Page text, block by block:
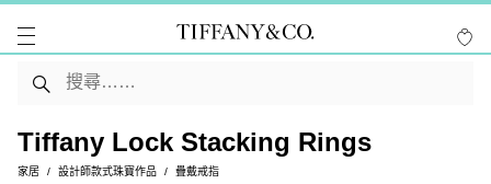
Tiffany Lock Stacking Rings
家居 設計師款式珠寶作品 疊戴戒指